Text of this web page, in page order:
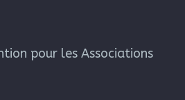
pour les Associations